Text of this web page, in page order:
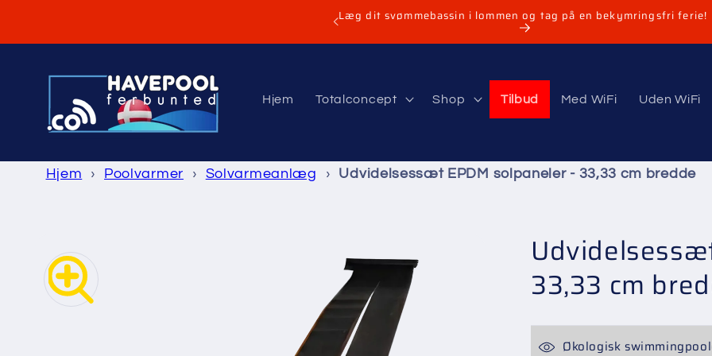
Læg dit svømmebassin i lommen og tag på en bekymringsfri ferie!
Hjem Totalconcept Shop Tilbud Med WiFi Uden WiFi
Hjem › Poolvarmer › Solvarmeanlæg › Udvidelsessæt EPDM solpaneler - 33,33 cm bredde
produktoplysninger
33,33 cm
Økologisk